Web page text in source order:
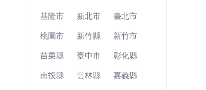
基隆市 新北市 臺北市
桃園市 新竹縣 新竹市
苗栗縣 臺中市 彰化縣
南投縣 雲林縣 嘉義縣